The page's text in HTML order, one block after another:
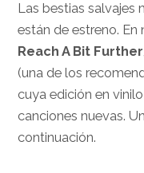
Las bestias salvajes
están de estreno.
Reach A Bit Further
(una de los
cuya edición en
canciones nuevas.
continuación.